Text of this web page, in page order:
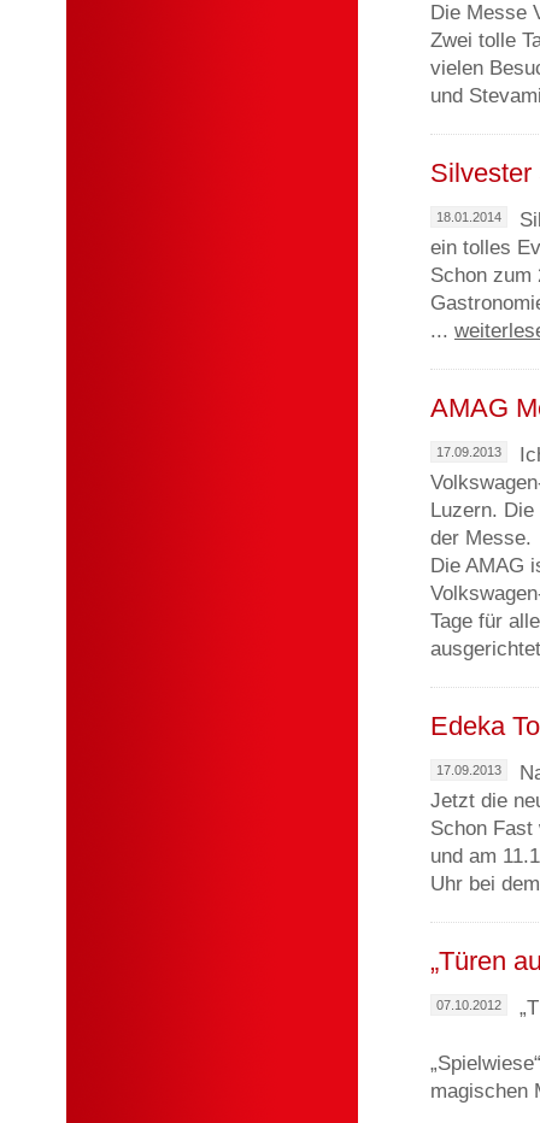
Die Messe
Zwei tolle
vielen
und
Silvester
18.01.2014
ein tolles
Schon zum
...
AMAG
17.09.2013
Luzern.
der Messe.
Die AMAG
Tage für
Edeka
17.09.2013
Jetzt die
Schon Fast
und am
Uhr bei
„Türen
07.10.2012
magischen